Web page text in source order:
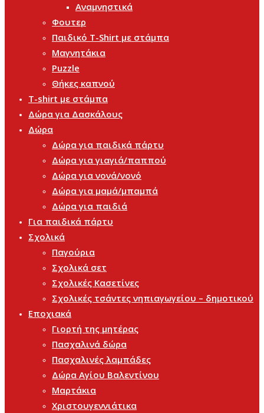
Αναμνηστικά
Φουτερ
Παιδικό T-Shirt με στάμπα
Μαγνητάκια
Puzzle
Θήκες καπνού
T-shirt με στάμπα
Δώρα για Δασκάλους
Δώρα
Δώρα για παιδικά πάρτυ
Δώρα για γιαγιά/παππού
Δώρα για νονά/νονό
Δώρα για μαμά/μπαμπά
Δώρα για παιδιά
Για παιδικά πάρτυ
Σχολικά
Παγούρια
Σχολικά σετ
Σχολικές Κασετίνες
Σχολικές τσάντες νηπιαγωγείου – δημοτικού
Εποχιακά
Γιορτή της μητέρας
Πασχαλινά δώρα
Πασχαλινές λαμπάδες
Δώρα Αγίου Βαλεντίνου
Μαρτάκια
Χριστουγεννιάτικα